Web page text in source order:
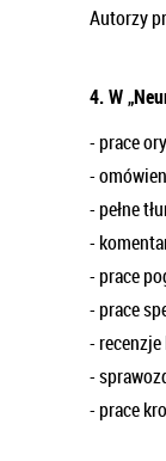
Autorzy
4. W
- prace
-
- pełne
-
- prace
- prace
-
-
- prace